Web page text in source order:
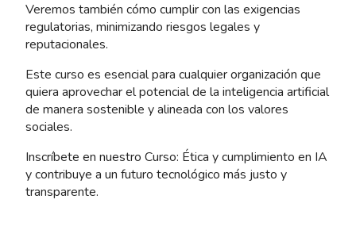
Veremos también cómo cumplir con las exigencias
regulatorias, minimizando riesgos legales y
reputacionales.
Este curso es esencial para cualquier organización que
quiera aprovechar el potencial de la inteligencia artificial
de manera sostenible y alineada con los valores
sociales.
Inscríbete en nuestro Curso: Ética y cumplimiento en IA
y contribuye a un futuro tecnológico más justo y
transparente.